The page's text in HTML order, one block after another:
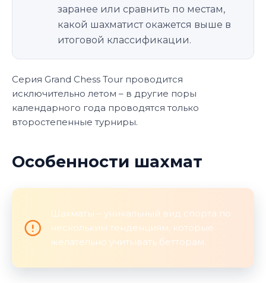
заранее или сравнить по местам,
какой шахматист окажется выше в
итоговой классификации.
Серия Grand Chess Tour проводится
исключительно летом – в другие поры
календарного года проводятся только
второстепенные турниры.
Особенности шахмат
Шахматы – уникальный вид спорта по
нескольким тенденциям, которые
желательно учитывать бетторам.